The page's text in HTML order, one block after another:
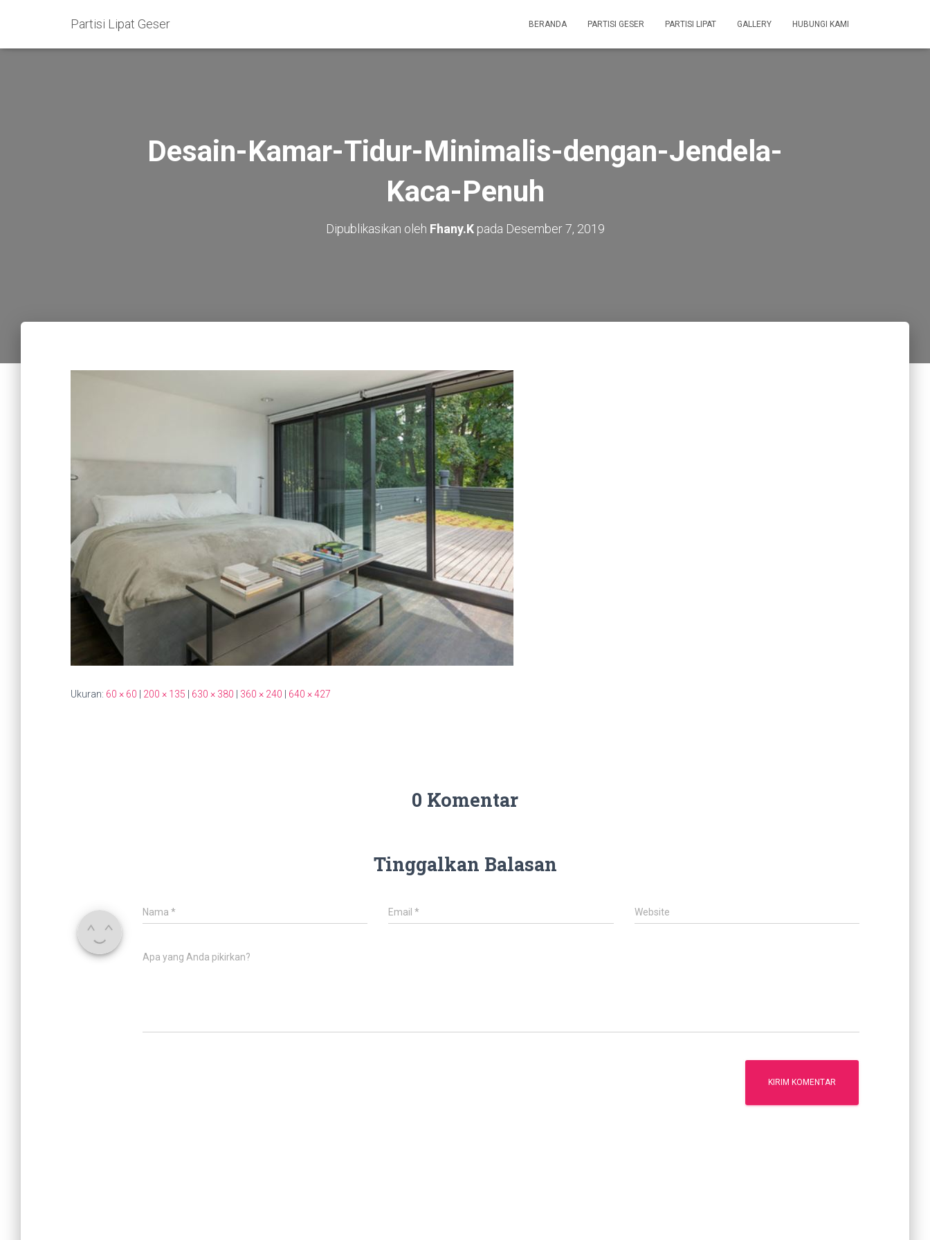
Partisi Lipat Geser BERANDA PARTISI GESER PARTISI LIPAT GALLERY HUBUNGI KAMI
Desain-Kamar-Tidur-Minimalis-dengan-Jendela-
Kaca-Penuh
Dipublikasikan oleh Fhany.Kpada Desember 7, 2019
Ukuran: 60 × 60 200 × 135 630 × 380 360 × 240 640 × 427
0 Komentar
Tinggalkan Balasan
Nama * Email* Website
Apa yang Anda pikirkan?